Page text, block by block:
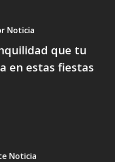
Noticia
que tu
en estas fiestas
Noticia